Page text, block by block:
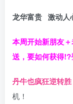
龙华富贵 激动人
本周开始新朋友
送，要如何获得!?
丹牛也疯狂逆转胜
机！